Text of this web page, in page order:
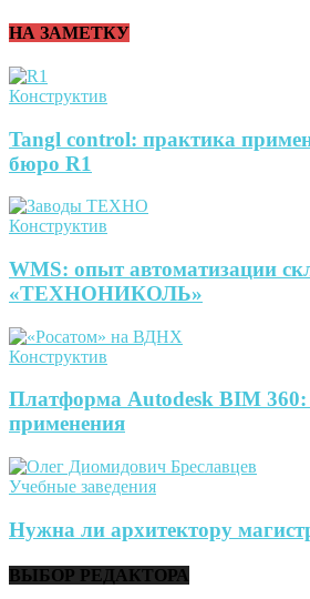
НА ЗАМЕТКУ
Конструктив
Tangl control: практика
бюро R1
Конструктив
WMS: опыт автоматизации
«ТЕХНОНИКОЛЬ»
Конструктив
Платформа Autodesk BIM 360:
применения
Учебные заведения
Нужна ли архитектору
ВЫБОР РЕДАКТОРА